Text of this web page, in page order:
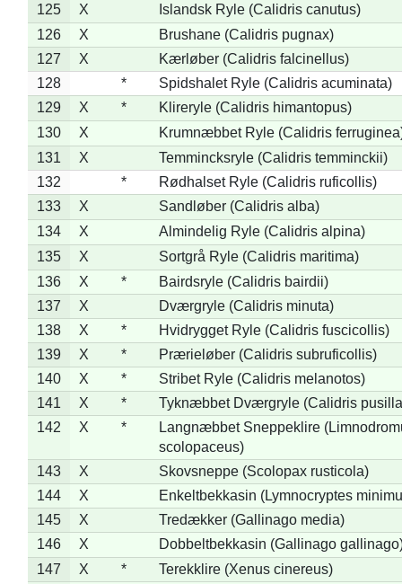
125
X
Islandsk Ryle (Calidris canutus)
126
X
Brushane (Calidris pugnax)
127
X
Kærløber (Calidris falcinellus)
128
*
Spidshalet Ryle (Calidris acuminata)
129
X *
Klireryle (Calidris himantopus)
130
X
Krumnæbbet Ryle (Calidris
131
X
Temmincksryle (Calidris temminckii)
132
*
Rødhalset Ryle (Calidris ruficollis)
133
X
Sandløber (Calidris alba)
134
X
Almindelig Ryle (Calidris alpina)
135
X
Sortgrå Ryle (Calidris maritima)
136
X *
Bairdsryle (Calidris bairdii)
137
X
Dværgryle (Calidris minuta)
138
X *
Hvidrygget Ryle (Calidris fuscicollis)
139
X *
Prærieløber (Calidris subruficollis)
140
X *
Stribet Ryle (Calidris melanotos)
141
X *
Tyknæbbet Dværgryle (Calidris
142
X *
Langnæbbet Sneppeklire
scolopaceus)
143
X
Skovsneppe (Scolopax rusticola)
144
X
Enkeltbekkasin (Lymnocryptes
145
X
Tredækker (Gallinago media)
146
X
Dobbeltbekkasin (Gallinago
147
X *
Terekklire (Xenus cinereus)